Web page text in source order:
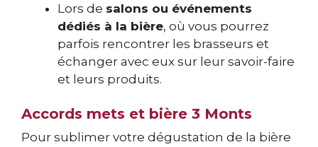
Lors de salons ou événements
dédiés à la bière, où vous pourrez
parfois rencontrer les brasseurs et
échanger avec eux sur leur savoir-faire
et leurs produits.
Accords mets et bière 3 Monts
Pour sublimer votre dégustation de la bière